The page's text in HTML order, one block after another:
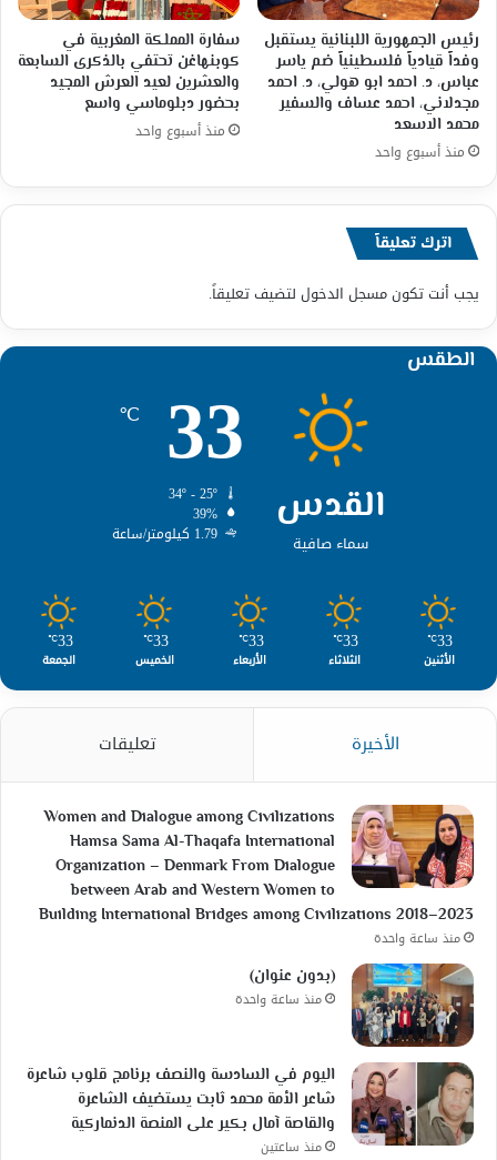
رئيس الجمهورية اللبنانية يستقبل
وفداً قيادياً فلسطينياً ضم ياسر
عباس، د. احمد ابو هولي، د. احمد
مجدلاني، احمد عساف والسفير
محمد الاسعد
منذ أسبوع واحد
سفارة المملكة المغربية في
كوبنهاغن تحتفي بالذكرى السابعة
والعشرين لعيد العرش المجيد
بحضور دبلوماسي واسع
منذ أسبوع واحد
اترك تعليقاً
يجب أنت تكونمسجل الدخول لتضيف تعليقاً.
الطقس
القدس
سماء صافية
33
℃
39%
1.79 كيلومتر/ساعة
33
℃
الأثنين
33
℃
الثلاثاء
33
℃
الأربعاء
33
℃
الخميس
33
℃
الجمعة
الأخيرة تعليقات
Women and Dialogue among Civilizations
Hamsa Sama Al-Thaqafa International
Organization – Denmark From Dialogue
between Arab and Western Women to
Building International Bridges among Civilizations 2018–2023
منذ ساعة واحدة
(بدون عنوان)
منذ ساعة واحدة
اليوم في السادسة والنصف برنامج قلوب شاعرة
شاعر الأمة محمد ثابت يستضيف الشاعرة
والقاصة آمال بكير على المنصة الدنماركية
منذ ساعتين